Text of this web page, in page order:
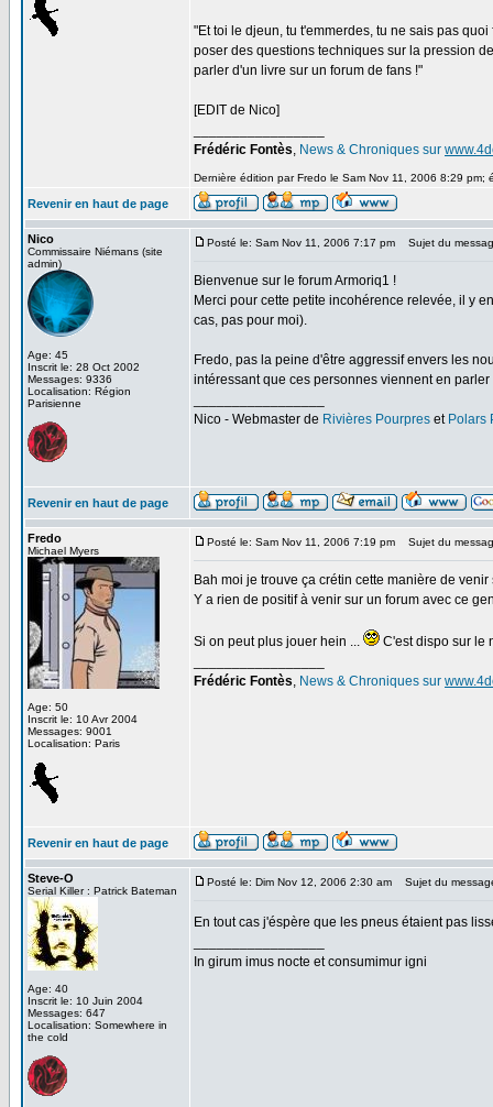
"Et toi le djeun, tu t'emmerdes, tu ne sais pas
poser des questions techniques sur la pression
parler d'un livre sur un forum de fans !"
[EDIT de Nico]
Frédéric Fontès, News & Chroniques sur
Dernière édition par Fredo le Sam Nov 11, 2006 8:29 pm;
Revenir en haut de page
Nico
Commissaire Niémans (site
admin)
Age: 45
Inscrit le: 28 Oct 2002
Messages: 9336
Localisation: Région
Parisienne
Posté le: Sam Nov 11, 2006 7:17 pm Sujet du
Bienvenue sur le forum Armoriq1 !
Merci pour cette petite incohérence relevée, il y
cas, pas pour moi).
Fredo, pas la peine d'être aggressif envers les
intéressant que ces personnes viennent en
Nico - Webmaster de Rivières Pourpres et Polars
Revenir en haut de page
Fredo
Michael Myers
Age: 50
Inscrit le: 10 Avr 2004
Messages: 9001
Localisation: Paris
Posté le: Sam Nov 11, 2006 7:19 pm Sujet du
Bah moi je trouve ça crétin cette manière de
Y a rien de positif à venir sur un forum avec ce
Si on peut plus jouer hein ...
C'est dispo sur le
Frédéric Fontès, News & Chroniques sur
Revenir en haut de page
Steve-O
Serial Killer : Patrick Bateman
Age: 40
Inscrit le: 10 Juin 2004
Messages: 647
Localisation: Somewhere in
the cold
Posté le: Dim Nov 12, 2006 2:30 am Sujet du
En tout cas j'éspère que les pneus étaient pas
In girum imus nocte et consumimur igni